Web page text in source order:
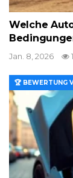
Welche
Jan. 8, 2026